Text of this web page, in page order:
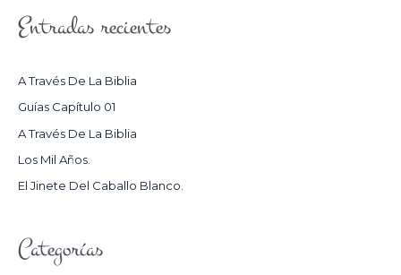
C
R
:
Entradas recientes
A Través De La Biblia
Guías Capítulo 01
A Través De La Biblia
Los Mil Años.
El Jinete Del Caballo Blanco.
Categorías